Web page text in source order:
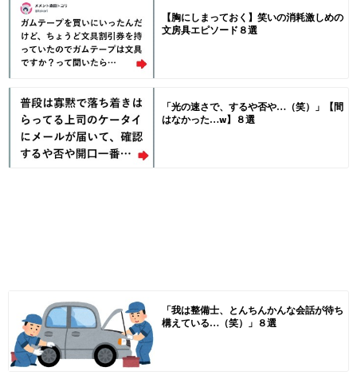
【胸にしまっておく】笑いの消耗激しめの
文房具エピソード８選
「光の速さで、するや否や…（笑）」【間
はなかった…w】８選
「我は整備士、とんちんかんな会話が待ち
構えている…（笑）」８選